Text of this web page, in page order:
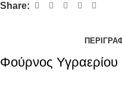
Share:
Φούρνος